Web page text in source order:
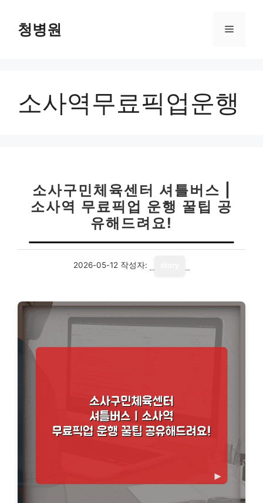
청병원 메
소사역무료픽업운행
소사구민체육센터 셔틀버스 |
소사역 무료픽업 운행 꿀팁 공
유해드려요!
2026-05-12 작성자: